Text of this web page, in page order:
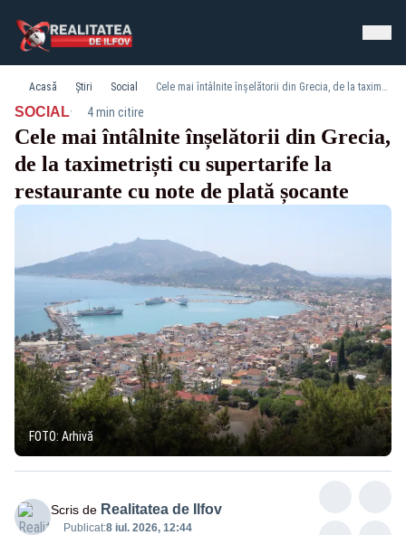
Acasă Știri Social Cele mai întâlnite înșelătorii din Grecia, de la taximetriști cu supertarife la restaurante cu note de plată șocante
SOCIAL· 4 min citire
Cele mai întâlnite înșelătorii din Grecia,
de la taximetriști cu supertarife la
restaurante cu note de plată șocante
FOTO: Arhivă
Scris de Realitatea de Ilfov
Publicat:8 iul. 2026, 12:44